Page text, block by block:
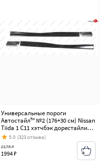
Универсальные пороги
Автостайл™ №2 (176+30 см) Nissan
Tiida 1 C11 хэтчбэк дорестайлинг,
Япония (2004-2007)
5.0 (323 отзыва)
1994 ₽
2175 ₽